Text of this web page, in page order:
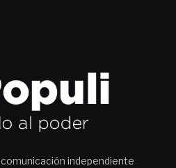
independiente